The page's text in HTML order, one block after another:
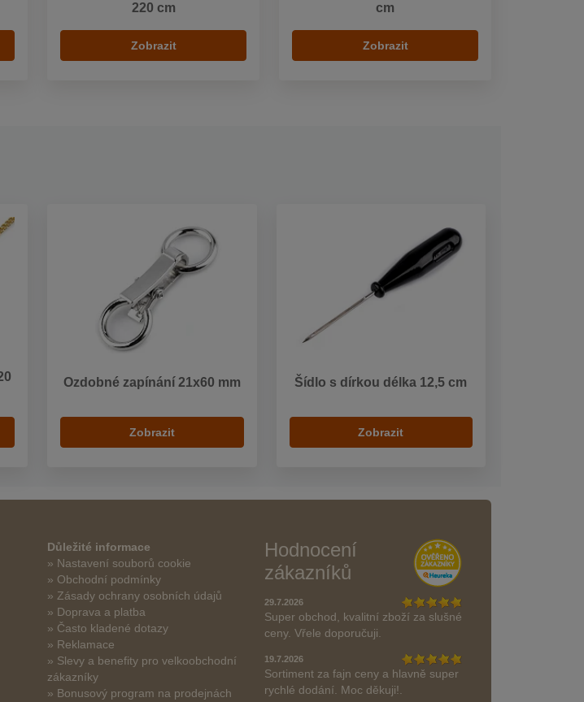
220 cm
Zobrazit
cm
Zobrazit
Ozdobné zapínání 21x60 mm
Zobrazit
Šídlo s dírkou délka 12,5 cm
Zobrazit
Důležité informace
» Nastavení souborů cookie
» Obchodní podmínky
» Zásady ochrany osobních údajů
» Doprava a platba
» Často kladené dotazy
» Reklamace
» Slevy a benefity pro velkoobchodní
zákazníky
» Bonusový program na prodejnách
Hodnocení
zákazníků
29.7.2026
Super obchod, kvalitní zboží za slušné
ceny. Vřele doporučuji.
19.7.2026
Sortiment za fajn ceny a hlavně super
rychlé dodání. Moc děkuji!.